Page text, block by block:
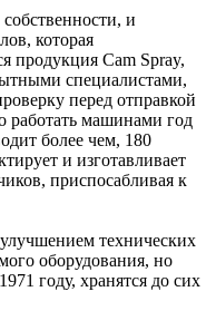
и
которая
продукция Cam Spray,
специалистами,
перед отправкой
работать машинами год
более чем, 180
и изготавливает
приспосабливая к
технических
оборудования, но
году, хранятся до сих